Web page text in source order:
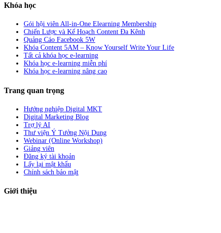
Khóa học
Gói hội viên All-in-One Elearning Membership
Chiến Lược và Kế Hoạch Content Đa Kênh
Quảng Cáo Facebook 5W
Khóa Content 5AM – Know Yourself Write Your Life
Tất cả khóa học e-learning
Khóa học e-learning miễn phí
Khóa học e-learning nâng cao
Trang quan trọng
Hướng nghiệp Digital MKT
Digital Marketing Blog
Trợ lý AI
Thư viện Ý Tưởng Nội Dung
Webinar (Online Workshop)
Giảng viên
Đăng ký tài khoản
Lấy lại mật khẩu
Chính sách bảo mật
Giới thiệu